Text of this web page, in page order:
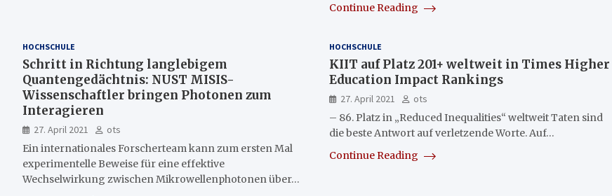
Continue Reading
HOCHSCHULE
Schritt in Richtung langlebigem
Quantengedächtnis: NUST MISIS-
Wissenschaftler bringen Photonen zum
Interagieren
27. April 2021
ots
Ein internationales Forscherteam kann zum ersten Mal
experimentelle Beweise für eine effektive
Wechselwirkung zwischen Mikrowellenphotonen über…
HOCHSCHULE
KIIT auf Platz 201+ weltweit in Times Higher
Education Impact Rankings
27. April 2021
ots
– 86. Platz in „Reduced Inequalities“ weltweit Taten sind
die beste Antwort auf verletzende Worte. Auf…
Continue Reading